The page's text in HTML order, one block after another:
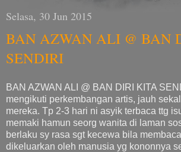
Selasa, 30 Jun 2015
BAN AZWAN ALI @ BAN
SENDIRI
BAN AZWAN ALI @ BAN DIRI KITA
mengikuti perkembangan artis, jauh
mereka. Tp 2-3 hari ni asyik terbaca ttg
memaki hamun seorg wanita di laman
berlaku sy rasa sgt kecewa bila
dikeluarkan oleh manusia yg kononnya